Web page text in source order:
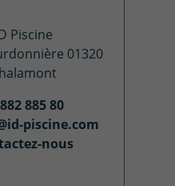
Piscine
01320
885 80
piscine.com
nous